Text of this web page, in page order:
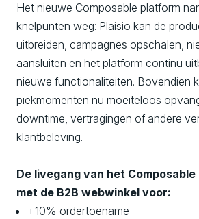
Het nieuwe Composable platform
knelpunten weg: Plaisio kan de
uitbreiden, campagnes opschalen,
aansluiten en het platform continu
nieuwe functionaliteiten. Bovendien
piekmomenten nu moeiteloos
downtime, vertragingen of andere
klantbeleving.
De livegang van het
met de B2B webwinkel voor:
+10% ordertoename